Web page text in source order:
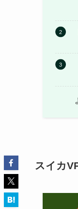
スイカ